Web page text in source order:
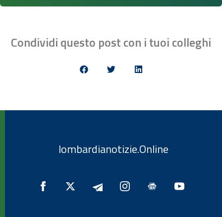
Condividi questo post con i tuoi colleghi
lombardianotizie.Online